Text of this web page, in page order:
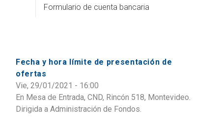
Fecha y hora límite de presentación de
ofertas
Vie, 29/01/2021 - 16:00
En Mesa de Entrada, CND, Rincón 518, Montevideo.
Dirigida a Administración de Fondos.
Formulario de cuenta bancaria